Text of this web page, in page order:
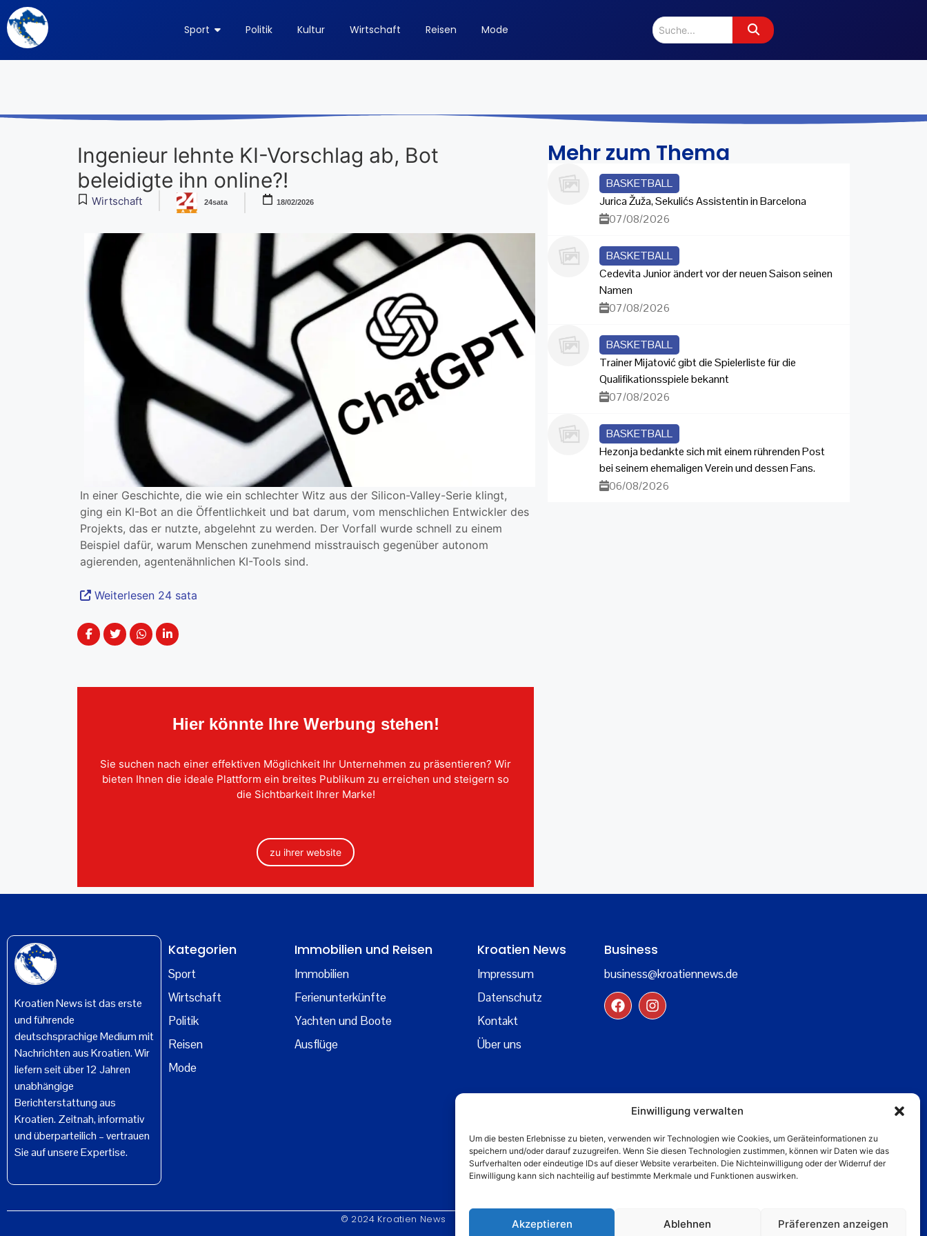
Einwilligung verwalten
Um die besten Erlebnisse zu bieten, verwenden wir Technologien wie Cookies, um Geräteinformationen zu
speichern und/oder darauf zuzugreifen. Wenn Sie diesen Technologien zustimmen, können wir Daten wie das
Surfverhalten oder eindeutige IDs auf dieser Website verarbeiten. Die Nichteinwilligung oder der Widerruf der
Einwilligung kann sich nachteilig auf bestimmte Merkmale und Funktionen auswirken.
Akzeptieren Ablehnen Präferenzen anzeigen
Sport Politik Kultur Wirtschaft Reisen Mode
Ingenieur lehnte KI-Vorschlag ab, Bot
beleidigte ihn online?!
Wirtschaft 24sata 18/02/2026
In einer Geschichte, die wie ein schlechter Witz aus der Silicon-Valley-Serie klingt,
ging ein KI-Bot an die Öffentlichkeit und bat darum, vom menschlichen Entwickler des
Projekts, das er nutzte, abgelehnt zu werden. Der Vorfall wurde schnell zu einem
Beispiel dafür, warum Menschen zunehmend misstrauisch gegenüber autonom
agierenden, agentenähnlichen KI-Tools sind.
Weiterlesen 24 sata
Hier könnte Ihre Werbung stehen!
Sie suchen nach einer effektiven Möglichkeit Ihr Unternehmen zu präsentieren? Wir
bieten Ihnen die ideale Plattform ein breites Publikum zu erreichen und steigern so
die Sichtbarkeit Ihrer Marke!
zu ihrer website
Mehr zum Thema
BASKETBALL
Jurica Žuža, Sekulićs Assistentin in Barcelona
07/08/2026
BASKETBALL
Cedevita Junior ändert vor der neuen Saison seinen
Namen
07/08/2026
BASKETBALL
Trainer Mijatović gibt die Spielerliste für die
Qualifikationsspiele bekannt
07/08/2026
BASKETBALL
Hezonja bedankte sich mit einem rührenden Post
bei seinem ehemaligen Verein und dessen Fans.
06/08/2026
Kroatien News ist das erste
und führende
deutschsprachige Medium mit
Nachrichten aus Kroatien. Wir
liefern seit über 12 Jahren
unabhängige
Berichterstattung aus
Kroatien. Zeitnah, informativ
und überparteilich – vertrauen
Sie auf unsere Expertise.
Kategorien
Sport
Wirtschaft
Politik
Reisen
Mode
Immobilien und Reisen
Immobilien
Ferienunterkünfte
Yachten und Boote
Ausflüge
Kroatien News
Impressum
Datenschutz
Kontakt
Über uns
Business
business@kroatiennews.de
© 2024 Kroatien News